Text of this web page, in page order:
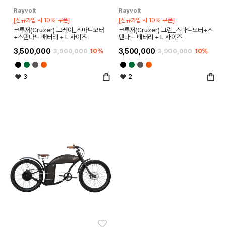
Rayvolt
[신규가입 시 10% 쿠폰]
크루저(Cruzer) 그레이_스마트모터
+스텐다드 배터리 + L 사이즈
3,500,000 3,900,000 10%
3
Rayvolt
[신규가입 시 10% 쿠폰]
크루저(Cruzer) 그린_스마트모터+스
텐다드 배터리 + L 사이즈
3,500,000 3,900,000 10%
2